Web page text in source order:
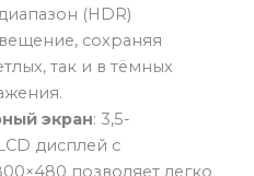
(HDR)
сохраняя
так и в тёмных
экран: 3,5-
дисплей с
позволяет легко